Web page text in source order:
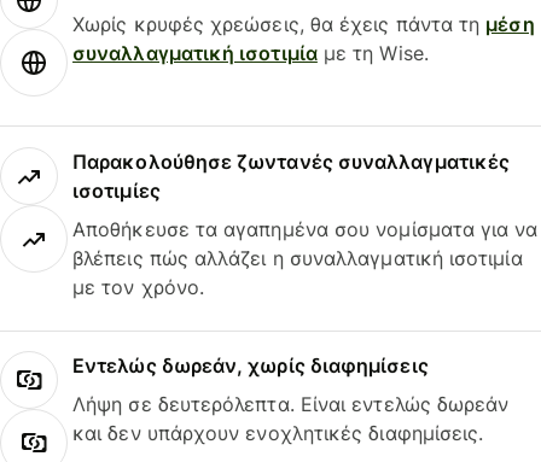
Χωρίς κρυφές χρεώσεις, θα έχεις πάντα τη μέση
συναλλαγματική ισοτιμίαμε τη Wise.
Παρακολούθησε ζωντανές συναλλαγματικές
ισοτιμίες
Αποθήκευσε τα αγαπημένα σου νομίσματα για να
βλέπεις πώς αλλάζει η συναλλαγματική ισοτιμία
με τον χρόνο.
Εντελώς δωρεάν, χωρίς διαφημίσεις
Λήψη σε δευτερόλεπτα. Είναι εντελώς δωρεάν
και δεν υπάρχουν ενοχλητικές διαφημίσεις.